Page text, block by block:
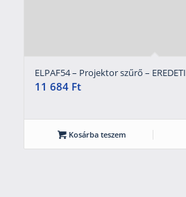
ELPAF54 – Projektor szűrő – EREDETI
11 684 Ft
Kosárba teszem